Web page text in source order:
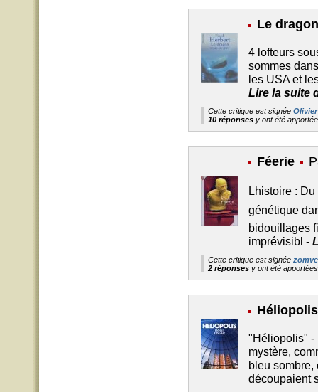
Le
4 lofteurs
sommes
les USA et
Lire la suite
Cette critique est signée Olivier
10 réponses y ont été
Féerie
Lhistoire :
génétique
bidouillages
imprévisibl -
Cette critique est signée
2 réponses y ont été
Héliopolis
"Héliopolis" -
mystère,
bleu sombre,
découpaient